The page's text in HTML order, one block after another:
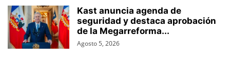
Kast anuncia agenda de
seguridad y destaca aprobación
de la Megarreforma...
Agosto 5, 2026